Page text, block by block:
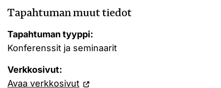
Tapahtuman muut tiedot
Tapahtuman tyyppi:
Konferenssit ja seminaarit
Verkkosivut:
Avaa verkkosivut